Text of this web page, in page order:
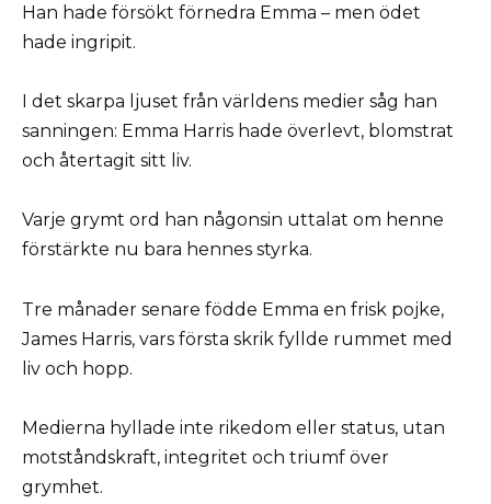
Han hade försökt förnedra Emma – men ödet
hade ingripit.
I det skarpa ljuset från världens medier såg han
sanningen: Emma Harris hade överlevt, blomstrat
och återtagit sitt liv.
Varje grymt ord han någonsin uttalat om henne
förstärkte nu bara hennes styrka.
Tre månader senare födde Emma en frisk pojke,
James Harris, vars första skrik fyllde rummet med
liv och hopp.
Medierna hyllade inte rikedom eller status, utan
motståndskraft, integritet och triumf över
grymhet.